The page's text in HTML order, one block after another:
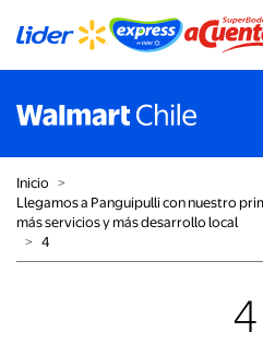
Inicio ˃
Llegamos a Panguipulli con nuestro
más servicios y más desarrollo local
˃ 4
4